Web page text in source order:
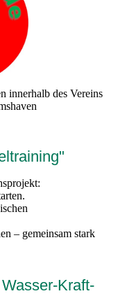
innerhalb des Vereins
– gemeinsam stark
Kraft-